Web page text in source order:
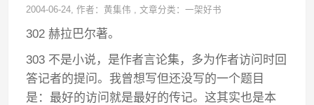
2004-06-24, 作者：黄集伟 ,文章分类：一架好书
302 赫拉巴尔著。
303 不是小说，是作者言论集，多为作者访问时回
答记者的提问。我曾想写但还没写的一个题目
是：最好的访问就是最好的传记。这其实也是本